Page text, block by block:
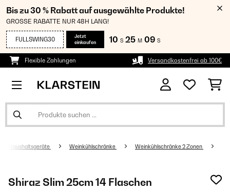
Bis zu 30 % Rabatt auf ausgewählte Produkte!
GROSSE RABATTE NUR 48H LANG!
FULLSWING30
Jetzt
einkaufen
10 S 25 M 09 S
Flexible Zahlungen Versandkostenfrei ab 100€
Haushaltsgeräte Weinkühlschränke Weinkühlschränke 2 Zonen
Shiraz Slim 25cm 14 Flaschen